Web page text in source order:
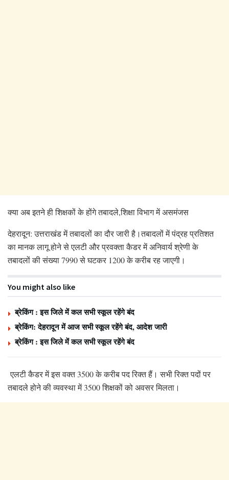
क्या अब इतने ही शिक्षकों के होंगे तबादले,शिक्षा विभाग में असमंजस
देहरादून: उत्तराखंड में तबादलों का दौर जारी है।तबादलों में पंद्रह प्रतिशत
का मानक लागू होने से एलटी और प्रवक्ता कैडर में अनिवार्य श्रेणी के
तबादलों की संख्या 7990 से घटकर 1200 के करीब रह जाएगी।
You might also like
ब्रेकिंग : इस जिले में कल सभी स्कूल रहेंगे बंद
ब्रेकिंग: देहरादून में आज सभी स्कूल रहेंगे बंद, आदेश जारी
ब्रेकिंग : इस जिले में कल सभी स्कूल रहेंगे बंद
एलटी कैडर में इस वक्त 3500 के करीब पद रिक्त हैं। सभी रिक्त पदों पर
तबादले होने की व्यवस्था में 3500 शिक्षकों को अवसर मिलता।